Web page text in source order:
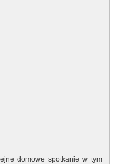
domowe spotkanie w tym